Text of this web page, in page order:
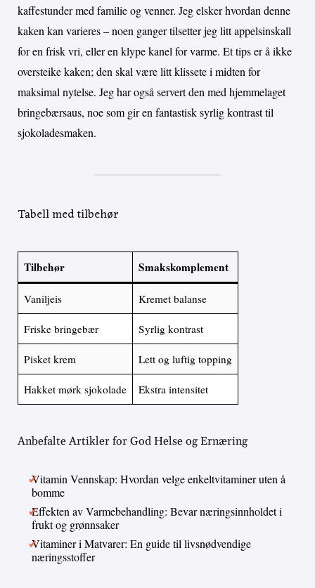
kaffestunder med familie og venner. Jeg elsker hvordan denne
kaken kan varieres – noen ganger tilsetter jeg litt appelsinskall
for en frisk vri, eller en klype kanel for varme. Et tips er å ikke
oversteike kaken; den skal være litt klissete i midten for
maksimal nytelse. Jeg har også servert den med hjemmelaget
bringebærsaus, noe som gir en fantastisk syrlig kontrast til
sjokoladesmaken.
Tabell med tilbehør
Tilbehør Smakskomplement
Vaniljeis Kremet balanse
Friske bringebær Syrlig kontrast
Pisket krem Lett og luftig topping
Hakket mørk sjokolade Ekstra intensitet
Anbefalte Artikler for God Helse og Ernæring
Vitamin Vennskap: Hvordan velge enkeltvitaminer uten å
bomme
Effekten av Varmebehandling: Bevar næringsinnholdet i
frukt og grønnsaker
Vitaminer i Matvarer: En guide til livsnødvendige
næringsstoffer